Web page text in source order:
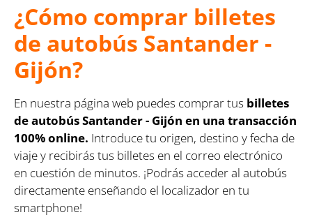
¿Cómo comprar billetes
de autobús Santander -
Gijón?
En nuestra página web puedes comprar tus billetes
de autobús Santander - Gijón en una transacción
100% online. Introduce tu origen, destino y fecha de
viaje y recibirás tus billetes en el correo electrónico
en cuestión de minutos. ¡Podrás acceder al autobús
directamente enseñando el localizador en tu
smartphone!